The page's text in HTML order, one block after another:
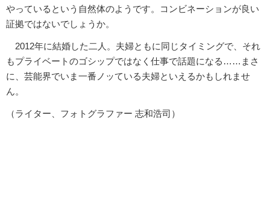
やっているという自然体のようです。コンビネーションが良い
証拠ではないでしょうか。
2012年に結婚した二人。夫婦ともに同じタイミングで、それ
もプライベートのゴシップではなく仕事で話題になる……まさ
に、芸能界でいま一番ノッている夫婦といえるかもしれませ
ん。
（ライター、フォトグラファー 志和浩司）